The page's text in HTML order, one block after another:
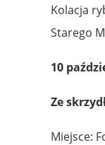
Kolacja
Starego
10
Ze
Miejsce: